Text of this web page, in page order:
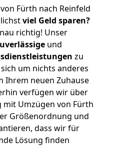
Fürth nach Reinfeld
viel Geld sparen?
richtig! Unser
und
zu
um nichts anderes
Ihrem neuen Zuhause
verfügen wir über
Umzügen von Fürth
Größenordnung und
dass wir für
Lösung finden